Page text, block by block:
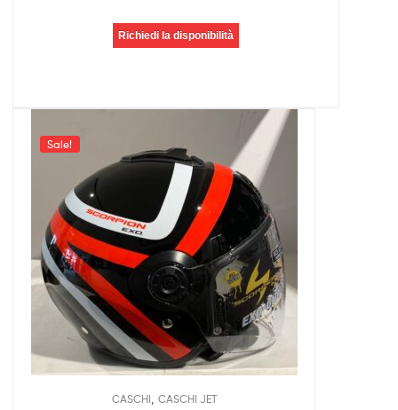
Richiedi la disponibilità
Sale!
CASCHI, CASCHI JET